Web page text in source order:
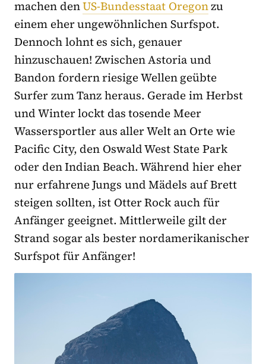
machen denUS-Bundesstaat Oregonzu
einem eher ungewöhnlichen Surfspot.
Dennoch lohnt es sich, genauer
hinzuschauen! Zwischen Astoria und
Bandon fordern riesige Wellen geübte
Surfer zum Tanz heraus. Gerade im Herbst
und Winter lockt das tosende Meer
Wassersportler aus aller Welt an Orte wie
Pacific City, den Oswald West State Park
oder den Indian Beach. Während hier eher
nur erfahrene Jungs und Mädels auf Brett
steigen sollten, ist Otter Rock auch für
Anfänger geeignet. Mittlerweile gilt der
Strand sogar als bester nordamerikanischer
Surfspot für Anfänger!